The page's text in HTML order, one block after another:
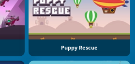
Puppy Rescue